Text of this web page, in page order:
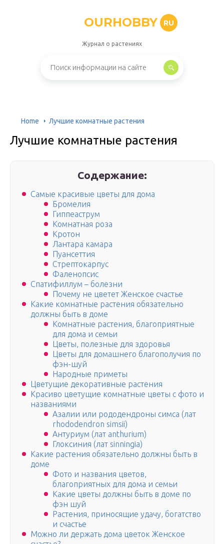
OURHOBBY RU
Журнал о растениях
Home Лучшие комнатные растения
Лучшие комнатные растения
Содержание:
Самые красивые цветы для дома
Бромелия
Гиппеаструм
Комнатная роза
Кротон
Лантара камара
Пуансеттия
Стрептокарпус
Фаленопсис
Спатифиллум – болезни
Почему не цветет Женское счастье
Какие комнатные растения обязательно
должны быть в доме
Комнатные растения, благоприятные
для дома и семьи
Цветы, полезные для здоровья
Цветы для домашнего благополучия по
фэн-шуй
Народные приметы
Цветущие декоративные растения
Красиво цветущие комнатные цветы с фото и
названиями
Азалии или рододендроны симса (лат
rhododendron simsii)
Антуриум (лат anthurium)
Глоксиния (лат sinningia)
Какие растения обязательно должны быть в
доме
Фото и названия цветов,
благоприятных для дома и семьи
Какие цветы должны быть в доме по
фэн шуй
Растения, приносящие удачу, богатство
и счастье
Можно ли держать дома цветок Женское